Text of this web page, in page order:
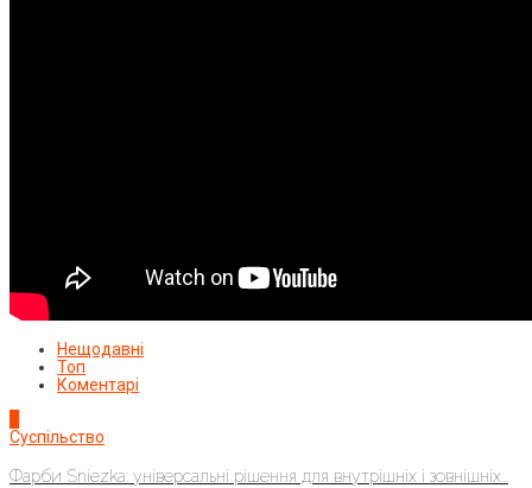
Нещодавні
Топ
Коментарі
Суспільство
Фарби Sniezka: універсальні рішення для внутрішніх і зовнішніх...